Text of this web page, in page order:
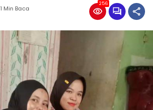
1 Min Baca
256